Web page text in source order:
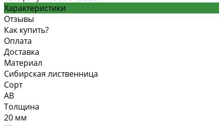
Характеристики
Отзывы
Как купить?
Оплата
Доставка
Материал
Сибирская лиственница
Сорт
AB
Толщина
20 мм